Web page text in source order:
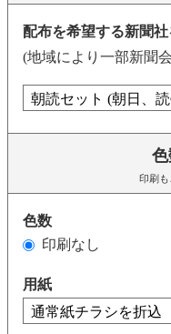
配布を希望する新聞社
(地域により一部新聞
印刷も
色数
印刷なし
用紙